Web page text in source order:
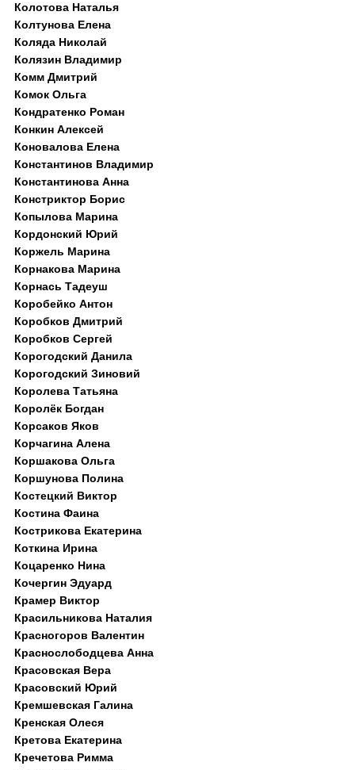
Колотова Наталья
Колтунова Елена
Коляда Николай
Колязин Владимир
Комм Дмитрий
Комок Ольга
Кондратенко Роман
Конкин Алексей
Коновалова Елена
Константинов Владимир
Константинова Анна
Констриктор Борис
Копылова Марина
Кордонский Юрий
Коржель Марина
Корнакова Марина
Корнась Тадеуш
Коробейко Антон
Коробков Дмитрий
Коробков Сергей
Корогодский Данила
Корогодский Зиновий
Королева Татьяна
Королёк Богдан
Корсаков Яков
Корчагина Алена
Коршакова Ольга
Коршунова Полина
Костецкий Виктор
Костина Фаина
Кострикова Екатерина
Коткина Ирина
Коцаренко Нина
Кочергин Эдуард
Крамер Виктор
Красильникова Наталия
Красногоров Валентин
Краснослободцева Анна
Красовская Вера
Красовский Юрий
Кремшевская Галина
Кренская Олеся
Кретова Екатерина
Кречетова Римма